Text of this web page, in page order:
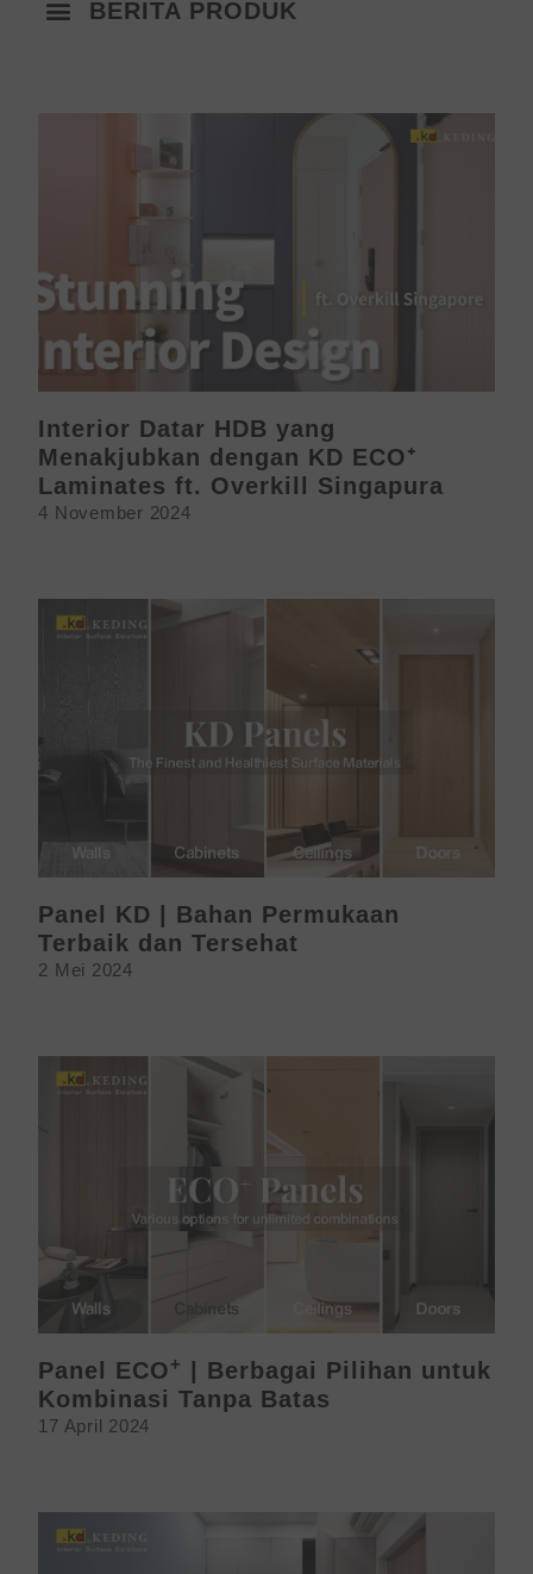
BERITA PRODUK
Interior Datar HDB yang
Menakjubkan dengan KD ECO⁺
Laminates ft. Overkill Singapura
4 November 2024
Panel KD | Bahan Permukaan
Terbaik dan Tersehat
2 Mei 2024
Panel ECO+
| Berbagai Pilihan untuk
Kombinasi Tanpa Batas
17 April 2024